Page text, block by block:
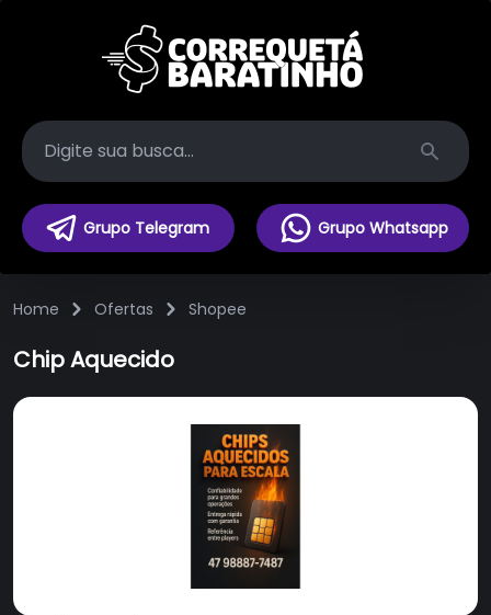
Search
Grupo Telegram Grupo Whatsapp
Home Ofertas Shopee
Chip Aquecido